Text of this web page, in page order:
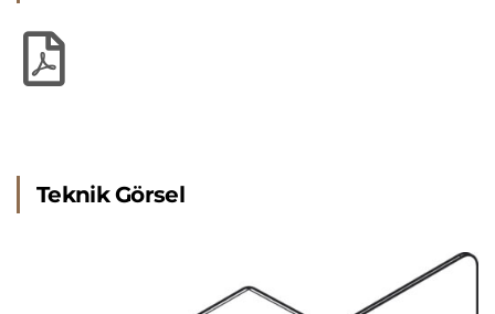
Teknik Görsel